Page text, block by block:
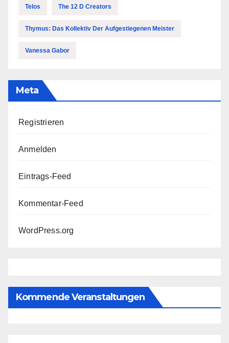
Telos The 12 D Creators
Thymus: Das Kollektiv Der Aufgestiegenen Meister
Vanessa Gabor
Meta
Registrieren
Anmelden
Eintrags-Feed
Kommentar-Feed
WordPress.org
Kommende Veranstaltungen